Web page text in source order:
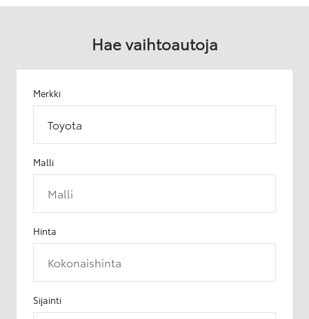
Hae vaihtoautoja
Merkki
Toyota
Malli
Malli
Hinta
Kokonaishinta
Sijainti